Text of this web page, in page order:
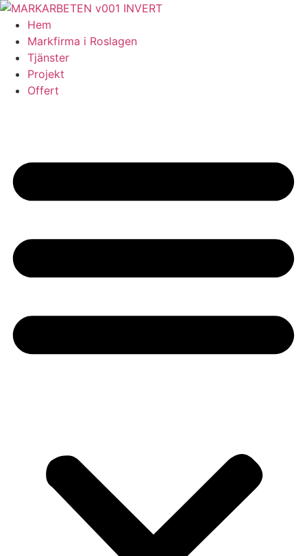
Skip
content
Hem
Markfirma i Roslagen
Tjänster
Projekt
Offert